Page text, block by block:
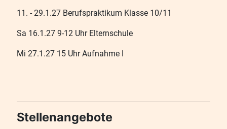
11. - 29.1.27 Berufspraktikum Klasse 10/11
Sa 16.1.27 9-12 Uhr Elternschule
Mi 27.1.27 15 Uhr Aufnahme I
Stellenangebote